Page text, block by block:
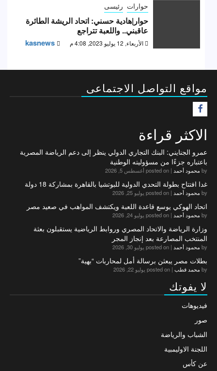
حوارات رئيسى
حوار|هادية حسني: اتحاد الريشة الطائرة
عاقبني.. واللعبة تتراجع
الأربعاء, 12 يوليو 2023, 4:08 م kasnews
مواقع التواصل الاجتماعى
الاكثر قراءة
عمرو الجنايني: البنك التجاري الدولي ينظر إلى دعم الرياضة المصرية
باعتباره جزءًا من مسؤوليته الوطنية
by محمود أحمد | posted on أغسطس 5, 2026
غدا افتتاح بطولة التحدي الدولية للبوتشيا بالقاهرة بمشاركة 18 دولة
by محمود أحمد | posted on يوليو 25, 2026
اتحاد الهوكي يوسع قاعدة اللعبة ويكتشف المواهب في صعيد مصر
by محمود أحمد | posted on يوليو 24, 2026
وزارة الرياضة والاتحاد المصري وروابط الرياضية يستقبلون بعثة
المنتخب المصارعة بعد إنجاز المجر
by محمود أحمد | posted on يوليو 30, 2026
بطلات مصر يبعثن برسالة أمل لمحاربات “بهية”
by محمد قطب | posted on يوليو 22, 2026
لا يفوتك
فيديوهات
صور
الشباب والرياضة
اللجنة الاوليمبية
عن كأس